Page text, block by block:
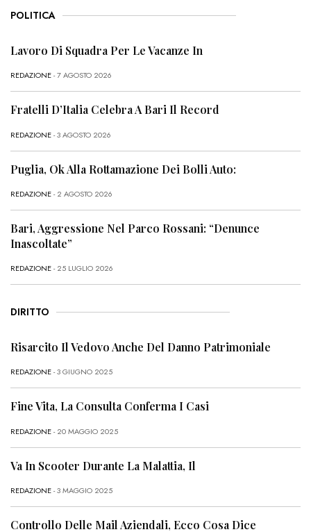
POLITICA
Lavoro Di Squadra Per Le Vacanze In
REDAZIONE- 7 AGOSTO 2026
Fratelli D’Italia Celebra A Bari Il Record
REDAZIONE- 3 AGOSTO 2026
Puglia, Ok Alla Rottamazione Dei Bolli Auto:
REDAZIONE- 2 AGOSTO 2026
Bari, Aggressione Nel Parco Rossani: “Denunce
Inascoltate”
REDAZIONE- 25 LUGLIO 2026
DIRITTO
Risarcito Il Vedovo Anche Del Danno Patrimoniale
REDAZIONE- 3 GIUGNO 2025
Fine Vita, La Consulta Conferma I Casi
REDAZIONE- 20 MAGGIO 2025
Va In Scooter Durante La Malattia, Il
REDAZIONE- 3 MAGGIO 2025
Controllo Delle Mail Aziendali, Ecco Cosa Dice